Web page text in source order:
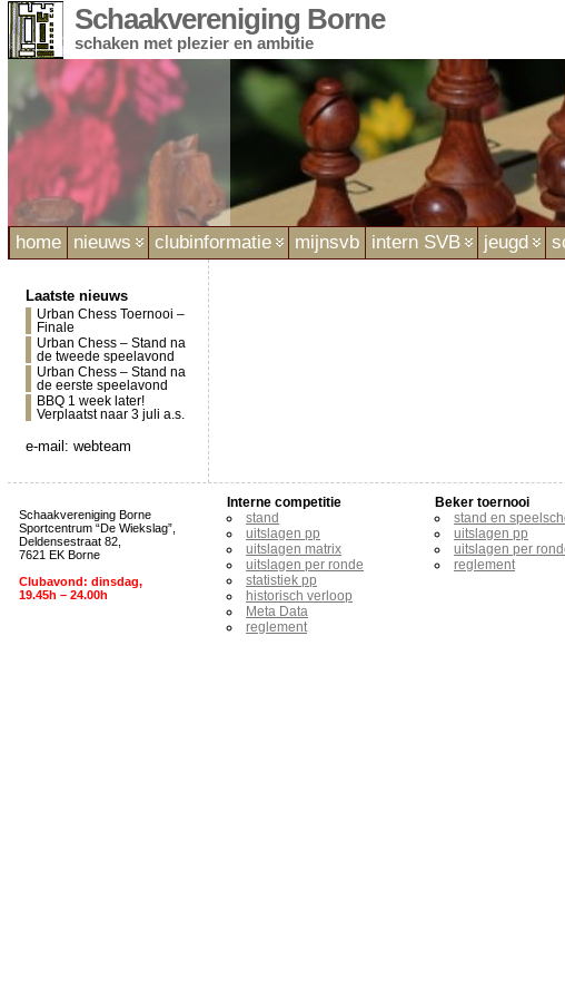
Schaakvereniging Borne
schaken met plezier en ambitie
home nieuws clubinformatie mijnsvb intern SVB jeugd
Laatste nieuws
Urban Chess Toernooi –
Finale
Urban Chess – Stand na
de tweede speelavond
Urban Chess – Stand na
de eerste speelavond
BBQ 1 week later!
Verplaatst naar 3 juli a.s.
e-mail: webteam
Schaakvereniging Borne
Sportcentrum “De Wiekslag”,
Deldensestraat 82,
7621 EK Borne
Clubavond: dinsdag,
19.45h – 24.00h
Interne competitie
stand
uitslagen pp
uitslagen matrix
uitslagen per ronde
statistiek pp
historisch verloop
Meta Data
reglement
Beker toernooi
stand en
uitslagen pp
uitslagen per
reglement